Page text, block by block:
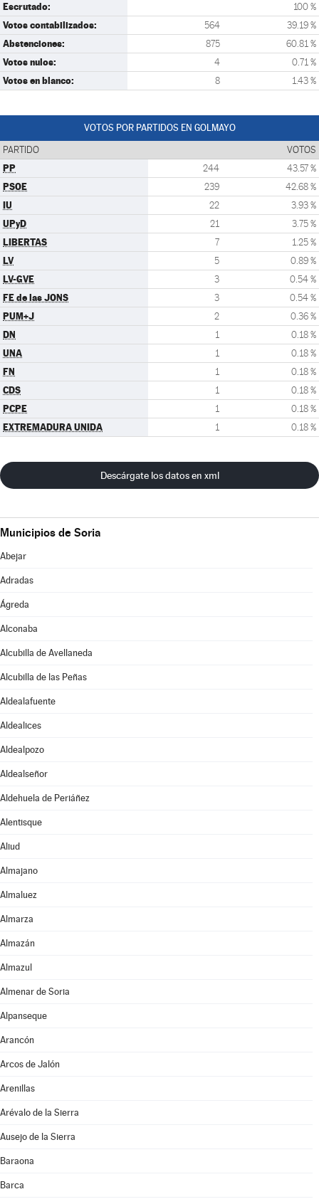
Escrutado: 100 %
Votos contabilizados: 564 39.19 %
Abstenciones: 875 60.81 %
Votos nulos: 4 0.71 %
Votos en blanco: 8 1.43 %
VOTOS POR PARTIDOS EN GOLMAYO
PARTIDO VOTOS
PP 244 43.57 %
PSOE 239 42.68 %
IU 22 3.93 %
UPyD 21 3.75 %
LIBERTAS 7 1.25 %
LV 5 0.89 %
LV-GVE 3 0.54 %
FE de las JONS 3 0.54 %
PUM+J 2 0.36 %
DN 1 0.18 %
UNA 1 0.18 %
FN 1 0.18 %
CDS 1 0.18 %
PCPE 1 0.18 %
EXTREMADURA UNIDA 1 0.18 %
Descárgate los datos en xml
Municipios de Soria
Abejar
Adradas
Ágreda
Alconaba
Alcubilla de Avellaneda
Alcubilla de las Peñas
Aldealafuente
Aldealices
Aldealpozo
Aldealseñor
Aldehuela de Periáñez
Alentisque
Aliud
Almajano
Almaluez
Almarza
Almazán
Almazul
Almenar de Soria
Alpanseque
Arancón
Arcos de Jalón
Arenillas
Arévalo de la Sierra
Ausejo de la Sierra
Baraona
Barca